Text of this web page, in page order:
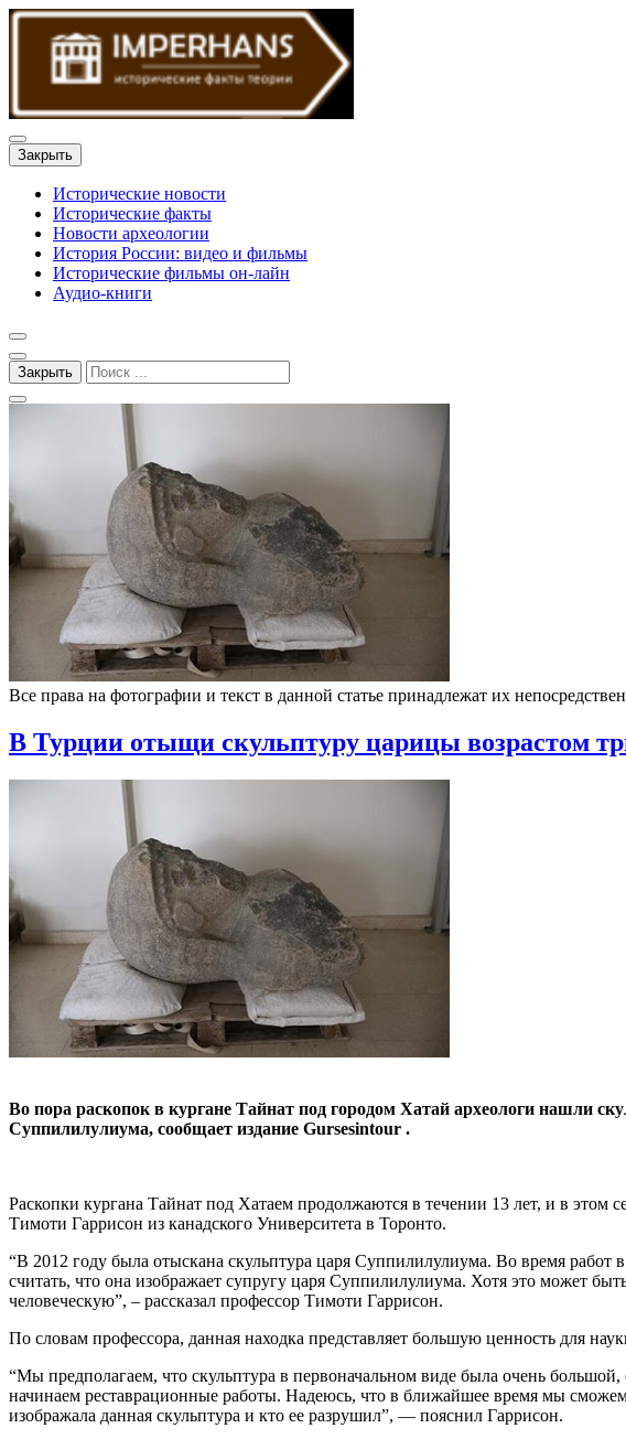
Закрыть
Исторические новости
Исторические факты
Новости археологии
История России: видео и фильмы
Исторические фильмы он-лайн
Аудио-книги
Закрыть
Все права на фотографии и текст в данной статье принадлежат их
В Турции отыщи скульптуру царицы возрастом
Во пора раскопок в кургане Тайнат под городом Хатай археологи нашли
Суппилилулиума, сообщает издание Gursesintour .
Раскопки кургана Тайнат под Хатаем продолжаются в течении 13 лет, и в этом
Тимоти Гаррисон из канадского Университета в Торонто.
“В 2012 году была отыскана скульптура царя Суппилилулиума. Во время
считать, что она изображает супругу царя Суппилилулиума. Хотя это может
человеческую”, – рассказал профессор Тимоти Гаррисон.
По словам профессора, данная находка представляет большую ценность для
“Мы предполагаем, что скульптура в первоначальном виде была очень
начинаем реставрационные работы. Надеюсь, что в ближайшее время мы сможем
изображала данная скульптура и кто ее разрушил”, — пояснил Гаррисон.